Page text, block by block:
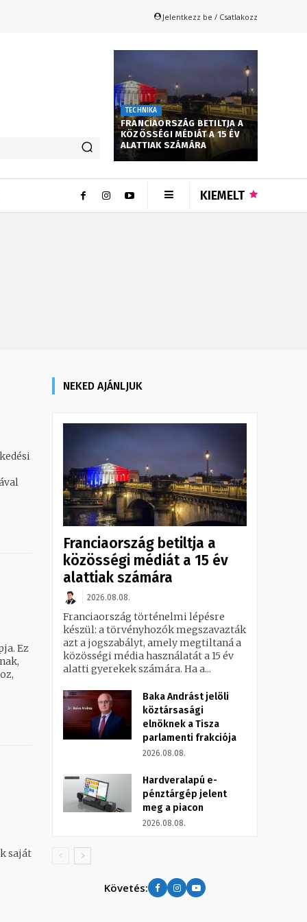
Jelentkezz be / Csatlakozz
TECHNIKA
FRANCIAORSZÁG BETILTJA A
KÖZÖSSÉGI MÉDIÁT A 15 ÉV
ALATTIAK SZÁMÁRA
KIEMELT
Ez
saját
NEKED AJÁNLJUK
Franciaország betiltja a
közösségi médiát a 15 év
alattiak számára
2026.08.08.
Franciaország történelmi lépésre
készül: a törvényhozók megszavazták
azt a jogszabályt, amely megtiltaná a
közösségi média használatát a 15 év
alatti gyerekek számára. Ha a...
Baka Andrást jelöli
köztársasági
elnöknek a Tisza
parlamenti frakciója
2026.08.08.
Hardveralapú e-
pénztárgép jelent
meg a piacon
2026.08.08.
Követés: